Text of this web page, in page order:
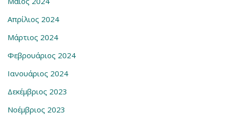
Απρίλιος 2024
Μάρτιος 2024
Φεβρουάριος 2024
Ιανουάριος 2024
Δεκέμβριος 2023
Νοέμβριος 2023